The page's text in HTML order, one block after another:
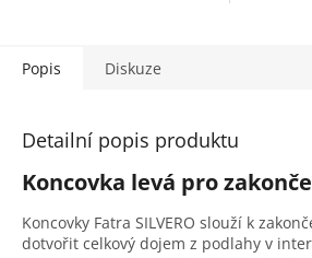
Popis Diskuze
Detailní popis produktu
Koncovka levá pro
Koncovky Fatra SILVERO slouží k
dotvořit celkový dojem z podlahy v